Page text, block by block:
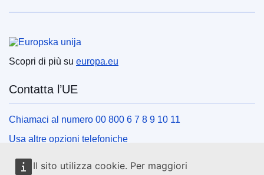
Il sito utilizza cookie. Per maggiori
Scopri di più su europa.eu
Contatta l’UE
Chiamaci al numero 00 800 6 7 8 9 10 11
Usa altre opzioni telefoniche
Scrivici usando l’apposito modulo